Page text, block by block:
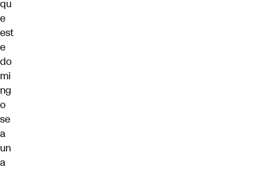
qu
e
est
e
do
mi
ng
o
se
a
un
a